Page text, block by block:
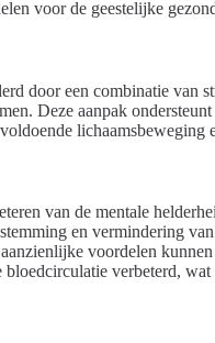
voor de geestelijke
door een combinatie van
Deze aanpak
lichaamsbeweging
van de mentale
en vermindering
voordelen
verbeterd,